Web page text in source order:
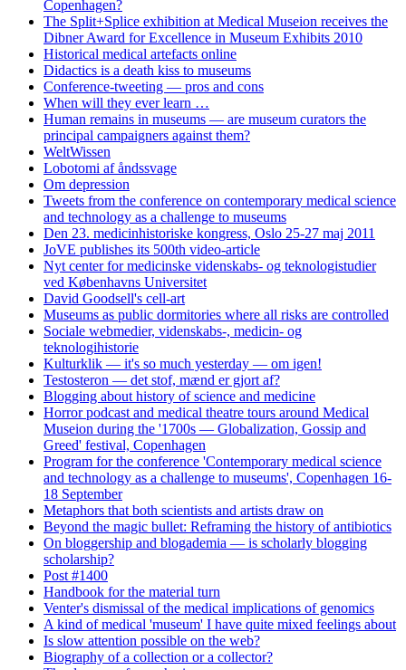
Copenhagen?
The Split+Splice exhibition at Medical Museion receives the
Dibner Award for Excellence in Museum Exhibits 2010
Historical medical artefacts online
Didactics is a death kiss to museums
Conference-tweeting — pros and cons
When will they ever learn …
Human remains in museums — are museum curators the
principal campaigners against them?
WeltWissen
Lobotomi af åndssvage
Om depression
Tweets from the conference on contemporary medical science
and technology as a challenge to museums
Den 23. medicinhistoriske kongress, Oslo 25-27 maj 2011
JoVE publishes its 500th video-article
Nyt center for medicinske videnskabs- og teknologistudier
ved Københavns Universitet
David Goodsell's cell-art
Museums as public dormitories where all risks are controlled
Sociale webmedier, videnskabs-, medicin- og
teknologihistorie
Kulturklik — it's so much yesterday — om igen!
Testosteron — det stof, mænd er gjort af?
Blogging about history of science and medicine
Horror podcast and medical theatre tours around Medical
Museion during the '1700s — Globalization, Gossip and
Greed' festival, Copenhagen
Program for the conference 'Contemporary medical science
and technology as a challenge to museums', Copenhagen 16-
18 September
Metaphors that both scientists and artists draw on
Beyond the magic bullet: Reframing the history of antibiotics
On bloggership and blogademia — is scholarly blogging
scholarship?
Post #1400
Handbook for the material turn
Venter's dismissal of the medical implications of genomics
A kind of medical 'museum' I have quite mixed feelings about
Is slow attention possible on the web?
Biography of a collection or a collector?